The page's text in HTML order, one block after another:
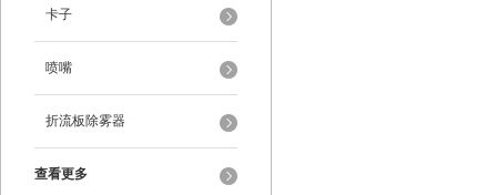
卡子
喷嘴
折流板除雾器
查看更多